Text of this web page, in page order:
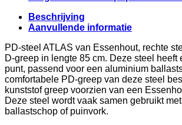
Beschrijving
Aanvullende informatie
PD-steel ATLAS van Essenhout, rechte
D-greep in lengte 85 cm. Deze steel heeft
punt, passend voor een aluminium
comfortabele PD-greep van deze steel
kunststof greep voorzien van een
Deze steel wordt vaak samen gebruikt
ballastschop of puinvork.